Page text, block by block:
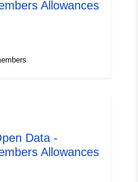
Allowances
Data -
Allowances